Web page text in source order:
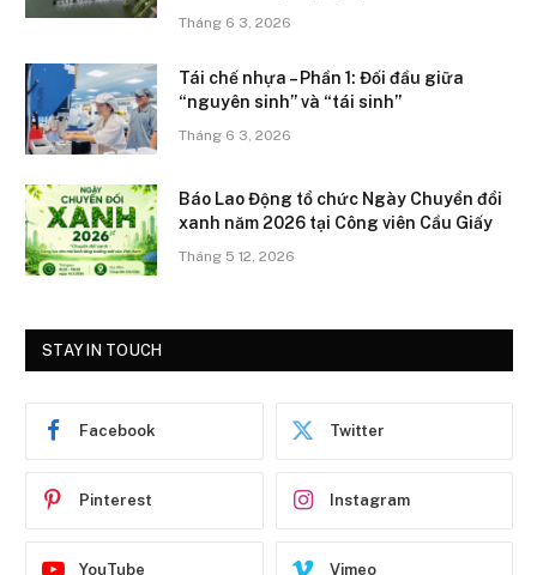
Tháng 6 3, 2026
Tái chế nhựa – Phần 1: Đối đầu giữa
“nguyên sinh” và “tái sinh”
Tháng 6 3, 2026
Báo Lao Động tổ chức Ngày Chuyển đổi
xanh năm 2026 tại Công viên Cầu Giấy
Tháng 5 12, 2026
STAY IN TOUCH
Facebook Twitter
Pinterest Instagram
YouTube Vimeo